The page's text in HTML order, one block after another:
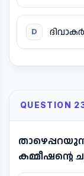
D
QUESTION
കമ്മീഷന്റെ